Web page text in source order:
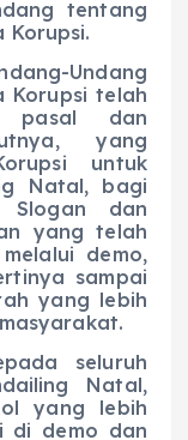
tentang
Korupsi.
Undang
Korupsi telah
pasal dan
yang
untuk
Natal, bagi
Slogan dan
yang telah
demo,
sampai
yang lebih
seluruh
Natal,
yang lebih
di demo dan